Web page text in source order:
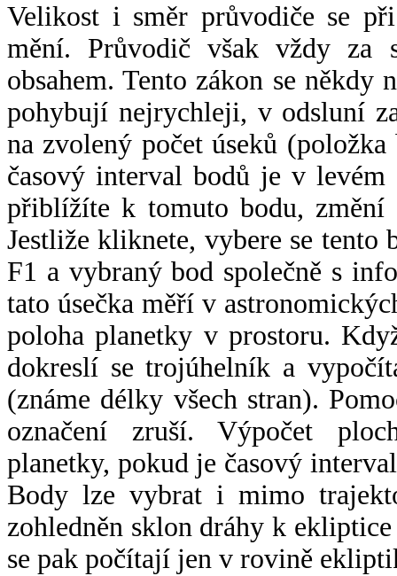
Velikost i směr průvodiče se
mění. Průvodič však vždy za
obsahem. Tento zákon se někdy
pohybují nejrychleji, v odsluní
na zvolený počet úseků
časový interval bodů je v
přiblížíte k tomuto bodu,
Jestliže kliknete, vybere se tento
F1 a vybraný bod společně s
tato úsečka měří v
poloha planetky v prostoru.
dokreslí se trojúhelník a
(známe délky všech stran).
označení zruší. Výpočet
planetky, pokud je časový
Body lze vybrat i mimo
zohledněn sklon dráhy k
se pak počítají jen v rovině